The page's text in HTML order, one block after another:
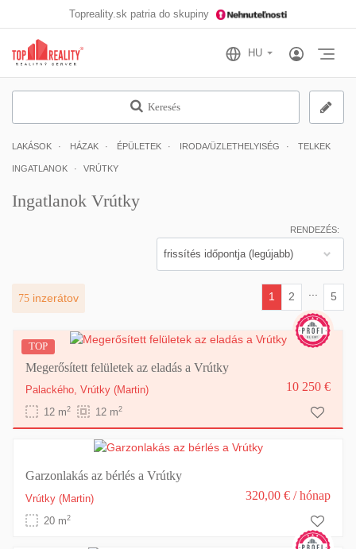
Topreality.sk patria do skupiny
Keresés
LAKÁSOK HÁZAK ÉPÜLETEK IRODA/ÜZLETHELYISÉG TELKEK
INGATLANOK VRÚTKY
Ingatlanok Vrútky
RENDEZÉS:
75 inzerátov
1
(current)
2 5
TOP
Megerősített felületek az eladás a Vrútky
Palackého, Vrútky (Martin)
12 m2 12 m2
10 250 €
Garzonlakás az bérlés a Vrútky
Vrútky (Martin)
20 m2
320,00 € / hónap